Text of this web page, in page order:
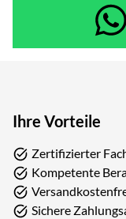
Ihre Vorteile
Zertifizierter
Kompetente
Sichere